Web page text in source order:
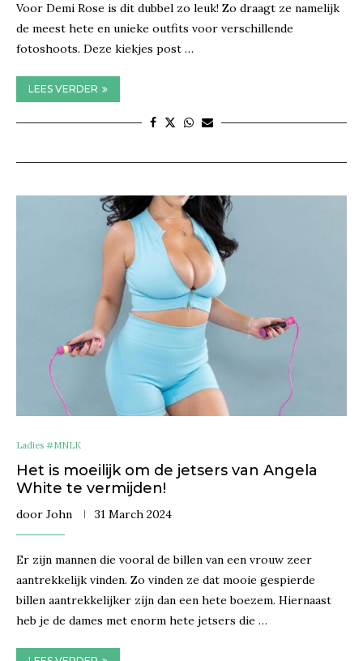
Voor Demi Rose is dit dubbel zo leuk! Zo draagt ze namelijk
de meest hete en unieke outfits voor verschillende
fotoshoots. Deze kiekjes post …
LEES VERDER
Ladies #MNLK
Het is moeilijk om de jetsers van Angela
White te vermijden!
door John 31 March 2024
Er zijn mannen die vooral de billen van een vrouw zeer
aantrekkelijk vinden. Zo vinden ze dat mooie gespierde
billen aantrekkelijker zijn dan een hete boezem. Hiernaast
heb je de dames met enorm hete jetsers die …